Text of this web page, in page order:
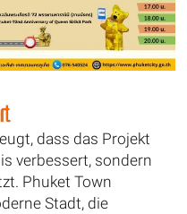
dass das Projekt
verbessert, sondern
Phuket Town
Stadt, die